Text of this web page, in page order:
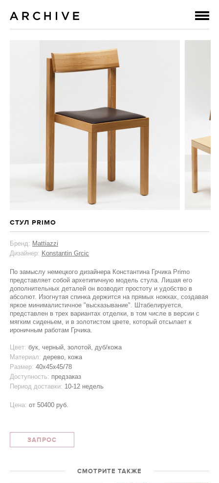
СТУЛ PRIMO
Бренд: Mattiazzi
Дизайнер: Konstantin Grcic
По замыслу немецкого дизайнера Константина Грчика Primo
представляет собой архетипичную модель стула. Лишая его
дополнительных деталей он возводит простоту и удобство в
абсолют. Изогнутая спинка держится на прямых ножках, создавая
яркое минималистичное "высказывание". Штабелируется,
представлен в трех вариантах отделки, в том числе в версии с
мягким сиденьем, и в золотистом цвете, который отсылает к
ироничным работам Грчика.
Цвет: бук, черный, золотой, дуб/кожа
Материал: дерево, кожа
Размер: 40х45х45/78
Доступность: предзаказ
Период доставки: 10-12 недель
Цена: от 50400 руб.
ЗАПРОС
СМОТРИТЕ ТАКЖЕ